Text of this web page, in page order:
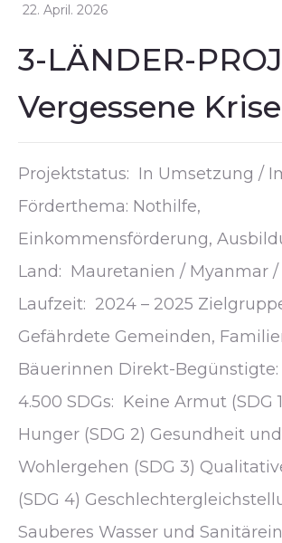
22. April. 2026
3-LÄNDER-
Vergessene
Projektstatus: In Umsetzung /
Förderthema: Nothilfe,
Einkommensförderung,
Land: Mauretanien / Myanmar
Laufzeit: 2024 – 2025
Gefährdete Gemeinden,
Bäuerinnen Direkt-
4.500 SDGs: Keine Armut (SDG
Hunger (SDG 2) Gesundheit und
Wohlergehen (SDG 3)
(SDG 4)
Sauberes Wasser und